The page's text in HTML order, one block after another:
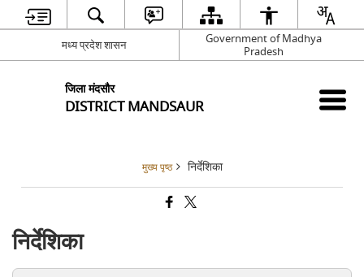
मध्य प्रदेश शासन
Government of Madhya
Pradesh
जिला मंदसौर
DISTRICT MANDSAUR
मुख्य पृष्ठ निर्देशिका
निर्देशिका